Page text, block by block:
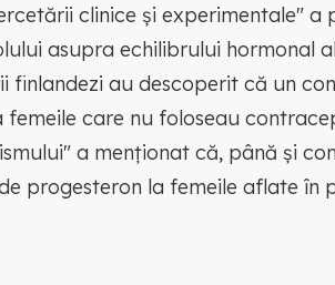
clinice și experimentale" a
asupra echilibrului hormonal
au descoperit că un
care nu foloseau
a menționat că, până și
progesteron la femeile aflate în